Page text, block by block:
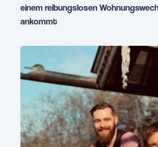
einem reibungslosen
ankommt